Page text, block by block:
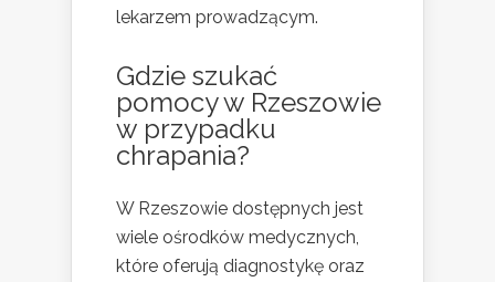
lekarzem prowadzącym.
Gdzie szukać
pomocy w Rzeszowie
w przypadku
chrapania?
W Rzeszowie dostępnych jest
wiele ośrodków medycznych,
które oferują diagnostykę oraz